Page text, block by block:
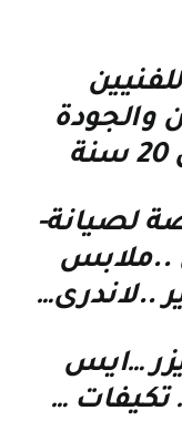
والجودة
لصيانة-
..ملابس
..لاندرى…
…ايس
…